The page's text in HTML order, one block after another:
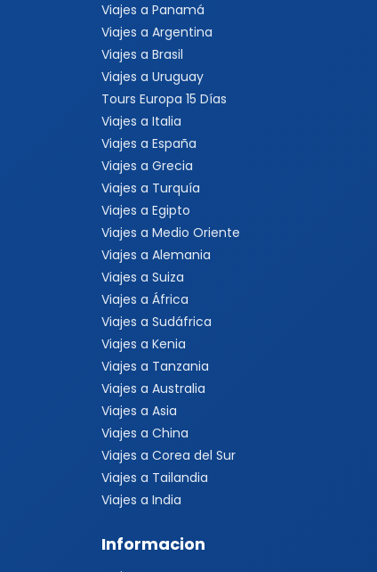
Viajes a Panamá
Viajes a Argentina
Viajes a Brasil
Viajes a Uruguay
Tours Europa 15 Días
Viajes a Italia
Viajes a España
Viajes a Grecia
Viajes a Turquía
Viajes a Egipto
Viajes a Medio Oriente
Viajes a Alemania
Viajes a Suiza
Viajes a África
Viajes a Sudáfrica
Viajes a Kenia
Viajes a Tanzania
Viajes a Australia
Viajes a Asia
Viajes a China
Viajes a Corea del Sur
Viajes a Tailandia
Viajes a India
Informacion